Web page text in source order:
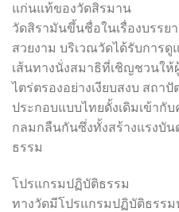
แก่นแท้ของวัดสิรมาน
วัดสิรามันขึ้นชื่อในเรื่องบรรย
สวยงาม บริเวณวัดได้รับการ
เส้นทางนั่งสมาธิที่เชิญชวนให้
ไตร่ตรองอย่างเงียบสงบ สถา
ประกอบแบบไทยดั้งเดิมเข้ากั
กลมกลืนกันซึ่งทั้งสร้างแรงบัน
ธรรม
โปรแกรมปฏิบัติธรรม
ทางวัดมีโปรแกรมปฏิบัติธรร